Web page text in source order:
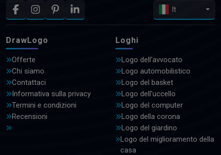
It
DrawLogo
Offerte
Chi siamo
Contattaci
Informativa sulla privacy
Termini e condizioni
Recensioni
Loghi
Logo dell'avvocato
Logo automobilistico
Logo del basket
Logo dell'uccello
Logo del computer
Logo della corona
Logo del giardino
Logo del miglioramento della
casa